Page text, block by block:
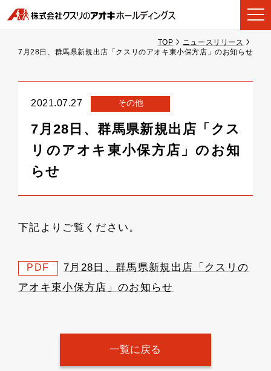
TOP
ニュースリリース
7月28日、群馬県新規出店「クスリのアオキ東小保方店」のお知らせ
2021.07.27 その他
7月28日、群馬県新規出店「クス
リのアオキ東小保方店」のお知
らせ
下記よりご覧ください。
PDF
7月28日、群馬県新規出店「クスリの
アオキ東小保方店」のお知らせ
一覧に戻る